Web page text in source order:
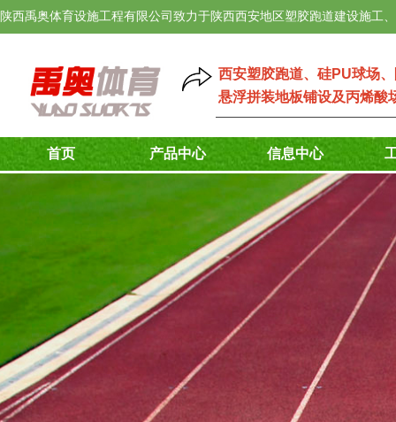
西安塑胶跑道、 硅PU球场、
悬浮拼装地板铺设及丙烯酸
陕西禹奥体育设施工程有限公司致力于陕西西安地区塑胶跑道建设施工
首页 产品中心 信息中心